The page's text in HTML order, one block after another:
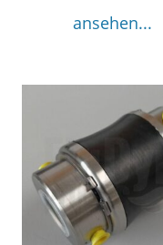
ansehen...